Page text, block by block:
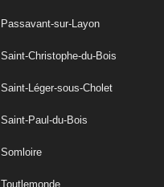
Passavant-sur-Layon
Saint-Christophe-du-Bois
Saint-Léger-sous-Cholet
Saint-Paul-du-Bois
Somloire
Toutlemonde